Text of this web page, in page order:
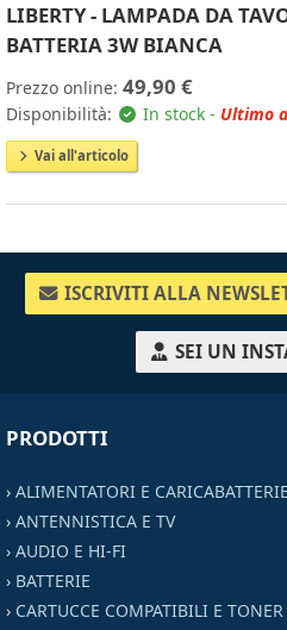
LIBERTY - LAMPADA DA
BATTERIA 3W BIANCA
Prezzo online: 49,90 €
Disponibilità: In stock - Ultimo
Vai all'articolo
ISCRIVITI ALLA
SEI UN
PRODOTTI
› ALIMENTATORI E CARICABATTERIE
› ANTENNISTICA E TV
› AUDIO E HI-FI
› BATTERIE
› CARTUCCE COMPATIBILI E TONER